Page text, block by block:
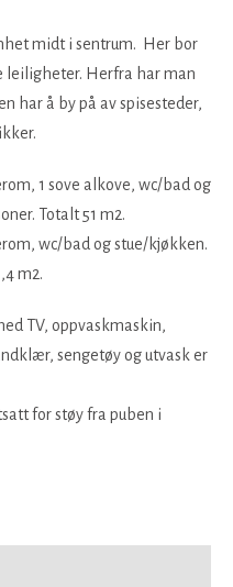
midt i sentrum. Her bor
leiligheter. Herfra har man
har å by på av spisesteder,
1 sove alkove, wc/bad og
Totalt 51 m2.
wc/bad og stue/kjøkken.
m2.
TV, oppvaskmaskin,
sengetøy og utvask er
for støy fra puben i